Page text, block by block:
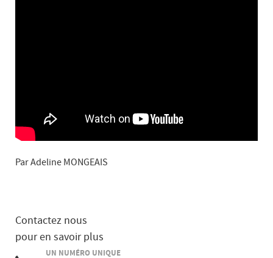
Par Adeline MONGEAIS
Contactez nous
pour en savoir plus
UN NUMÉRO UNIQUE